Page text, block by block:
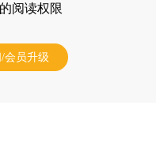
阅读权限
会员升级